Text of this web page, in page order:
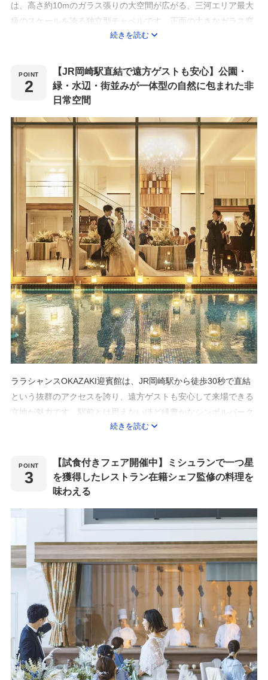
は、高さ約10mのガラス張りの大空間が広がる、三河エリア最大
級のスケールを誇る独立型チャペルです。正面の大きなガラス窓
の向こうには木々の緑が広がり、差し込む自然光がシャンデリア
かな雰囲気を演出します。全長22mのバージンロードは、花嫁姿
をより美しく引き立てる特別な舞台。挙式のクライマックスには
天井から純白の“天使の羽”が舞い降り、幻想的なシーンが生まれ
深く残る感動のセレモニーが叶います。
続きを読む
【JR岡崎駅直結で遠方ゲストも安心】公園・
緑・水辺・街並みが一体型の自然に包まれた非
日常空間
ララシャンスOKAZAKI迎賓館は、JR岡崎駅から徒歩30秒で直結
という抜群のアクセスを誇り、遠方ゲストも安心して来場できる
立地が魅力です。駅前とは思えないほど緑豊かなシンボルパーク
が目の前に広がり、自然に包まれた開放的なロケーションが非日
イベートプールなど、リゾート感あふれる施設が充実しており、
写真映えするスポットも多数。白亜の邸宅と自然が調和した空間
は、昼間は明るく爽やかな雰囲気、夜はライトアップで幻想的な
続きを読む
【試食付きフェア開催中】ミシュランで一つ星
を獲得したレストラン在籍シェフ監修の料理を
味わえる